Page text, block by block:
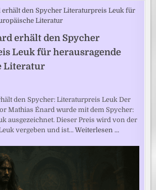
erhält den Spycher
Leuk für herausragende
Literatur
den Spycher: Literaturpreis Leuk Der
Mathias Énard wurde mit dem Spycher:
ausgezeichnet. Dieser Preis wird von der
vergeben und ist…Weiterlesen …